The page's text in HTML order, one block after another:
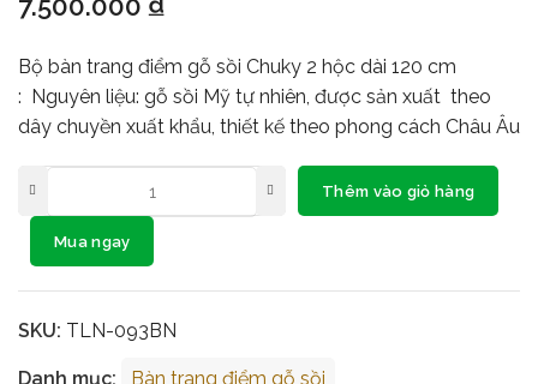
Bộ bàn trang điểm gỗ sồi Chuky 2 hộc dài 120 cm
: Nguyên liệu: gỗ sồi Mỹ tự nhiên, được sản xuất theo
dây chuyền xuất khẩu, thiết kế theo phong cách Châu Âu
Thêm vào giỏ hàng
Mua ngay
SKU: TLN-093BN
Danh mục: Bàn trang điểm gỗ sồi